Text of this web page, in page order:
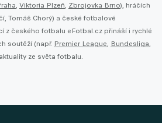
, Viktoria Plzeň, Zbrojovka Brno), hráčích
Tomáš Chorý) a české fotbalové
z českého fotbalu eFotbal.cz přináší i rychlé
soutěží (např. Premier League, Bundesliga,
ze světa fotbalu.